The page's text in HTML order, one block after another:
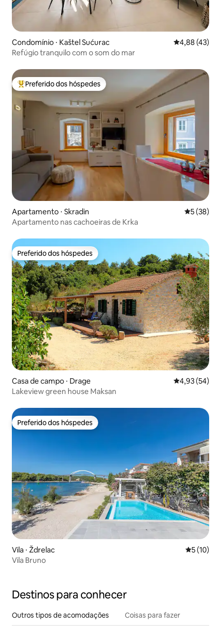
Condomínio ⋅ Kaštel Sućurac 4,88 de uma
4,88 (43)
Refúgio tranquilo com o som do mar
Entre os melhores preferidos dos hóspedes
Preferido dos hóspedes
Apartamento ⋅ Skradin 5 de uma
5 (38)
Apartamento nas cachoeiras de Krka
Preferido dos hóspedes
Preferido dos hóspedes
Casa de campo ⋅ Drage 4,93 de uma
4,93 (54)
Lakeview green house Maksan
Preferido dos hóspedes
Preferido dos hóspedes
Vila ⋅ Ždrelac 5 de uma
5 (10)
Vila Bruno
Destinos para conhecer
Outros tipos de acomodações Coisas para fazer